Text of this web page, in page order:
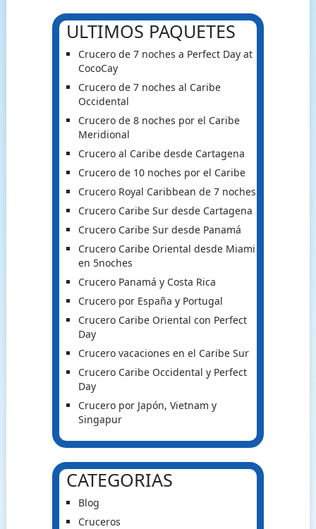
ULTIMOS PAQUETES
Crucero de 7 noches a Perfect Day at
CocoCay
Crucero de 7 noches al Caribe
Occidental
Crucero de 8 noches por el Caribe
Meridional
Crucero al Caribe desde Cartagena
Crucero de 10 noches por el Caribe
Crucero Royal Caribbean de 7 noches
Crucero Caribe Sur desde Cartagena
Crucero Caribe Sur desde Panamá
Crucero Caribe Oriental desde Miami
en 5noches
Crucero Panamá y Costa Rica
Crucero por España y Portugal
Crucero Caribe Oriental con Perfect
Day
Crucero vacaciones en el Caribe Sur
Crucero Caribe Occidental y Perfect
Day
Crucero por Japón, Vietnam y
Singapur
CATEGORIAS
Blog
Cruceros